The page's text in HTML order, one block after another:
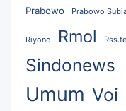
Prabowo Prabowo
Riyono Rmol
Sindonews
Umum Voi